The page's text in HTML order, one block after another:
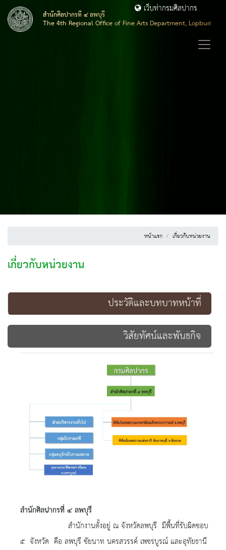
สำนักศิลปากรที่ ๔ ลพบุรี
The 4th Regional Office of Fine Arts Department, Lopburi
เว็บท่ากรมศิลปากร
หน้าแรก เกี่ยวกับหน่วยงาน
เกี่ยวกับหน่วยงาน
ประวัติและบทบาทหน้าที่
วิสัยทัศน์และพันธกิจ
สำนักศิลปากรที่ ๔ ลพบุรี
สำนักงานตั้งอยู่ ณ จังหวัดลพบุรี มีพื้นที่รับผิดชอบ
๕ จังหวัด คือ ลพบุรี ชัยนาท นครสวรรค์ เพชรบูรณ์ และอุทัยธานี